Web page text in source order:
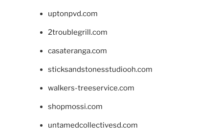
uptonpvd.com
2troublegrill.com
casateranga.com
sticksandstonesstudiooh.com
walkers-treeservice.com
shopmossi.com
untamedcollectivesd.com